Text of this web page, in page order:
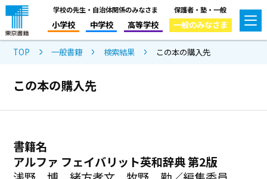
学校の先生・自治体関係のみなさま
小学校 中学校 高等学校
保護者・塾・一般
一般のみなさま
TOP 一般書籍 検索結果 この本の購入先
この本の購入先
書籍名
アルファ フェイバリット英和辞典 第2版